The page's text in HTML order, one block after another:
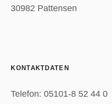
30982 Pattensen
KONTAKTDATEN
Telefon: 05101-8 52 44 0